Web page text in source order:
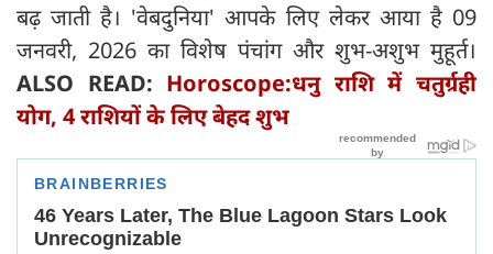
बढ़ जाती है। 'वेबदुनिया' आपके लिए लेकर आया है 09
जनवरी, 2026 का विशेष पंचांग और शुभ-अशुभ मुहूर्त।
ALSO READ: Horoscope:धनु राशि में चतुर्ग्रही
योग, 4 राशियों के लिए बेहद शुभ